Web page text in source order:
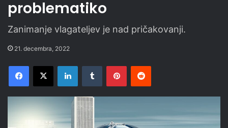
problematiko
Zanimanje vlagateljev je nad pričakovanji.
21. decembra, 2022
Facebook
X LinkedInTumblr PinterestReddit